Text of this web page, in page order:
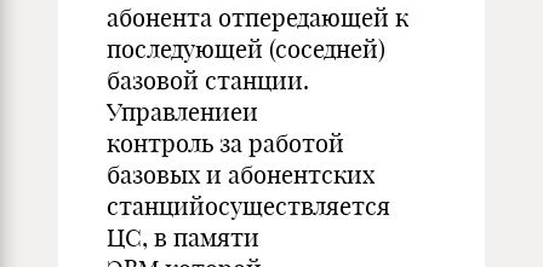
абонента отпередающей к
последующей (соседней)
базовой станции.
Управлениеи
контроль за работой
базовых и абонентских
станцийосуществляется
ЦС, в памяти